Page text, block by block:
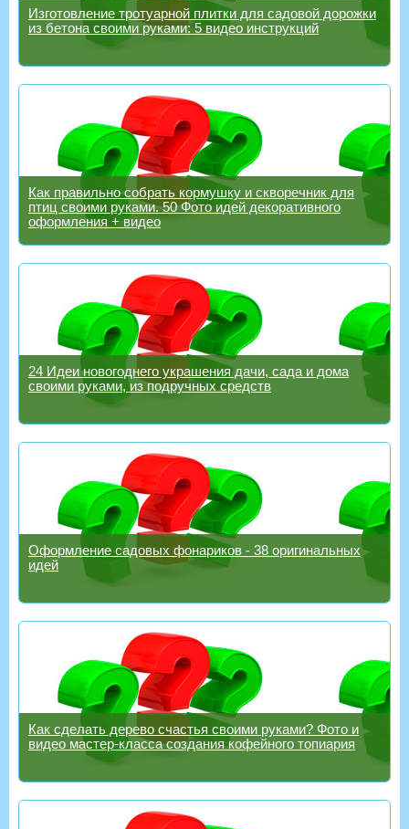
Изготовление тротуарной плитки для садовой дорожки
из бетона своими руками: 5 видео инструкций
Как правильно собрать кормушку и скворечник для
птиц своими руками. 50 Фото идей декоративного
оформления + видео
24 Идеи новогоднего украшения дачи, сада и дома
своими руками, из подручных средств
Оформление садовых фонариков - 38 оригинальных
идей
Как сделать дерево счастья своими руками? Фото и
видео мастер-класса создания кофейного топиария